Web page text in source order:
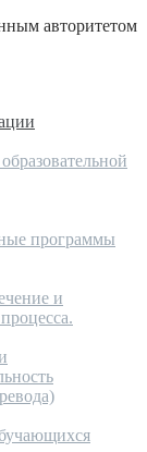
авторитетом
программы
и